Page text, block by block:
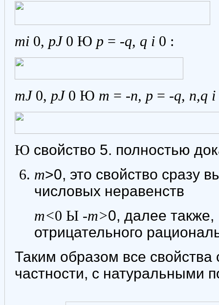
mі 0, pЈ 0 Ю p = -q, q і 0 :
mЈ 0, pЈ 0 Ю m = -n, p = -q, n,q і
Ю свойство 5. полностью
m>0, это свойство сразу
числовых неравенств
m<0 Ы -m>0, далее также,
отрицательного
Таким образом все
частности, с натуральными